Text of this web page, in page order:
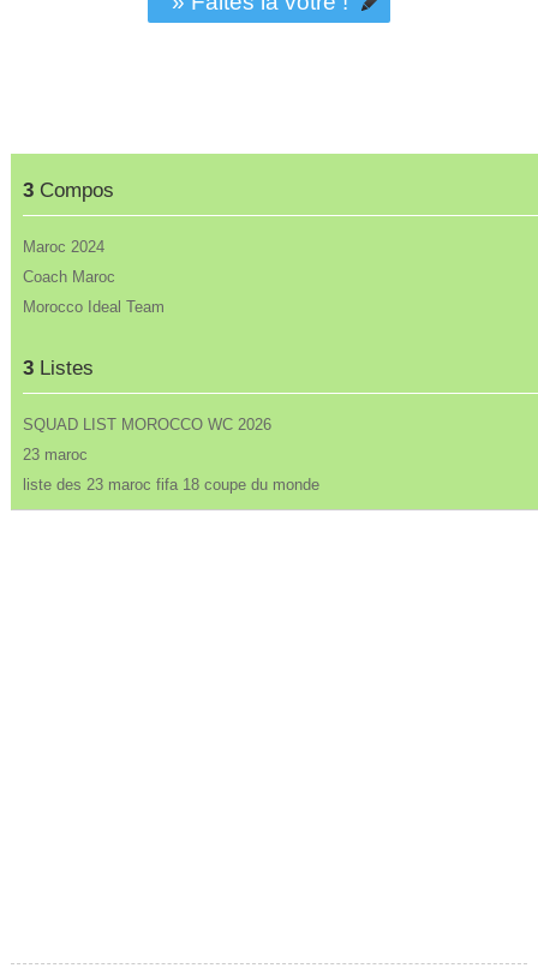
3Compos
Maroc 2024
Coach Maroc
Morocco Ideal Team
3Listes
SQUAD LIST MOROCCO WC 2026
23 maroc
liste des 23 maroc fifa 18 coupe du monde